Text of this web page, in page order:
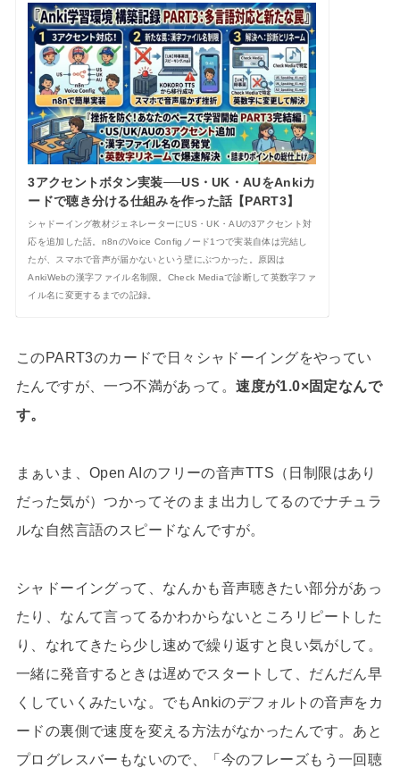
3アクセントボタン実装──US・UK・AUをAnkiカ
ードで聴き分ける仕組みを作った話【PART3】
シャドーイング教材ジェネレーターにUS・UK・AUの3アクセント対
応を追加した話。n8nのVoice Configノード1つで実装自体は完結し
たが、スマホで音声が届かないという壁にぶつかった。原因は
AnkiWebの漢字ファイル名制限。Check Mediaで診断して英数字ファ
イル名に変更するまでの記録。
このPART3のカードで日々シャドーイングをやってい
たんですが、一つ不満があって。速度が1.0×固定なんで
す。
まぁいま、Open AIのフリーの音声TTS（日制限はあり
だった気が）つかってそのまま出力してるのでナチュラ
ルな自然言語のスピードなんですが。
シャドーイングって、なんかも音声聴きたい部分があっ
たり、なんて言ってるかわからないところリピートした
り、なれてきたら少し速めで繰り返すと良い気がして。
一緒に発音するときは遅めでスタートして、だんだん早
くしていくみたいな。でもAnkiのデフォルトの音声をカ
ードの裏側で速度を変える方法がなかったんです。あと
プログレスバーもないので、「今のフレーズもう一回聴